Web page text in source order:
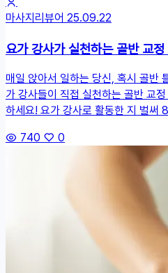
마사지리뷰어 25.09.22
요가 강사가 실천하는 골반 교
매일 앉아서 일하는 당신, 혹시 골반
가 강사들이 직접 실천하는 골반 교
하세요! 요가 강사로 활동한 지 벌써
740
0